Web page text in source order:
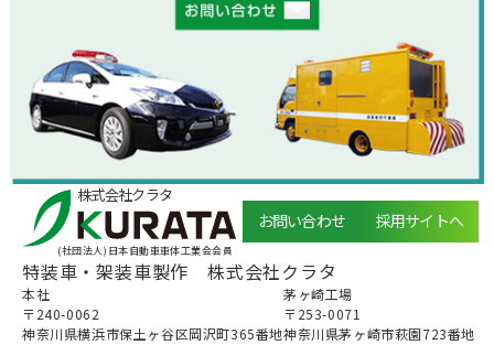
株式会社クラタ
(社団法人)日本自動車車体工業会会員
特装車・架装車製作 株式会社クラタ
本社
〒240-0062
神奈川県横浜市保土ヶ谷区岡沢町365番地
茅ヶ崎⼯場
〒253-0071
神奈川県茅ヶ崎市萩園723番地
お問い合わせ 採用サイトへ